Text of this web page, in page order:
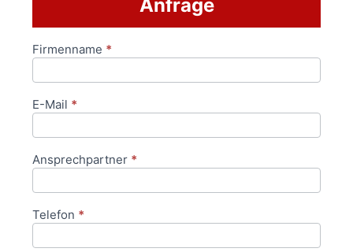
Anfrage
Anfrageformular
Firmenname *
E-Mail *
Ansprechpartner *
Telefon *